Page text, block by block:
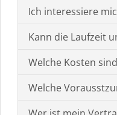
Ich interessiere
Kann die Laufzeit
Welche Kosten
Welche